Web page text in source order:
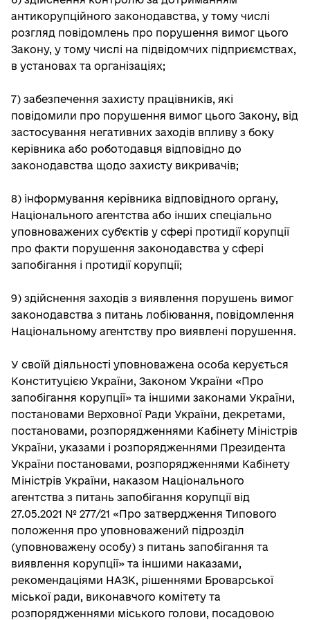
антикорупційного законодавства, у тому числі
розгляд повідомлень про порушення вимог цього
Закону, у тому числі на підвідомчих підприємствах,
в установах та організаціях;
7) забезпечення захисту працівників, які
повідомили про порушення вимог цього Закону, від
застосування негативних заходів впливу з боку
керівника або роботодавця відповідно до
законодавства щодо захисту викривачів;
8) інформування керівника відповідного органу,
Національного агентства або інших спеціально
уповноважених суб’єктів у сфері протидії корупції
про факти порушення законодавства у сфері
запобігання і протидії корупції;
9) здійснення заходів з виявлення порушень вимог
законодавства з питань лобіювання, повідомлення
Національному агентству про виявлені порушення.
У своїй діяльності уповноважена особа керується
Конституцією України, Законом України «Про
запобігання корупції» та іншими законами України,
постановами Верховної Ради України, декретами,
постановами, розпорядженнями Кабінету Міністрів
України, указами і розпорядженнями Президента
України постановами, розпорядженнями Кабінету
Міністрів України, наказом Національного
агентства з питань запобігання корупції від
27.05.2021 № 277/21 «Про затвердження Типового
положення про уповноважений підрозділ
(уповноважену особу) з питань запобігання та
виявлення корупції» та іншими наказами,
рекомендаціями НАЗК, рішеннями Броварської
міської ради, виконавчого комітету та
розпорядженнями міського голови, посадовою